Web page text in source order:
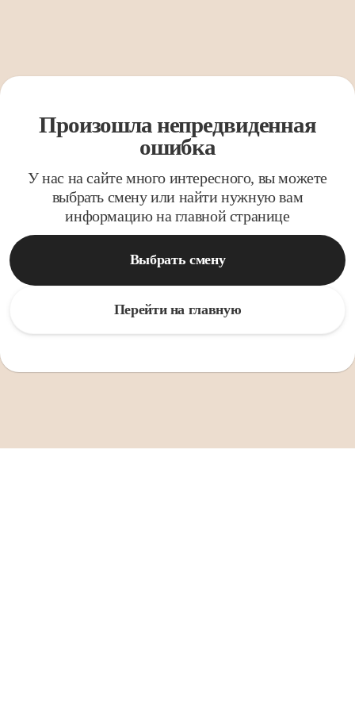
Произошла непредвиденная
ошибка
У нас на сайте много интересного, вы можете
выбрать смену или найти нужную вам
информацию на главной странице
Выбрать смену
Перейти на главную